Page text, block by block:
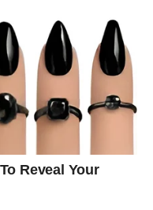
sjajem
iscrpljuju.